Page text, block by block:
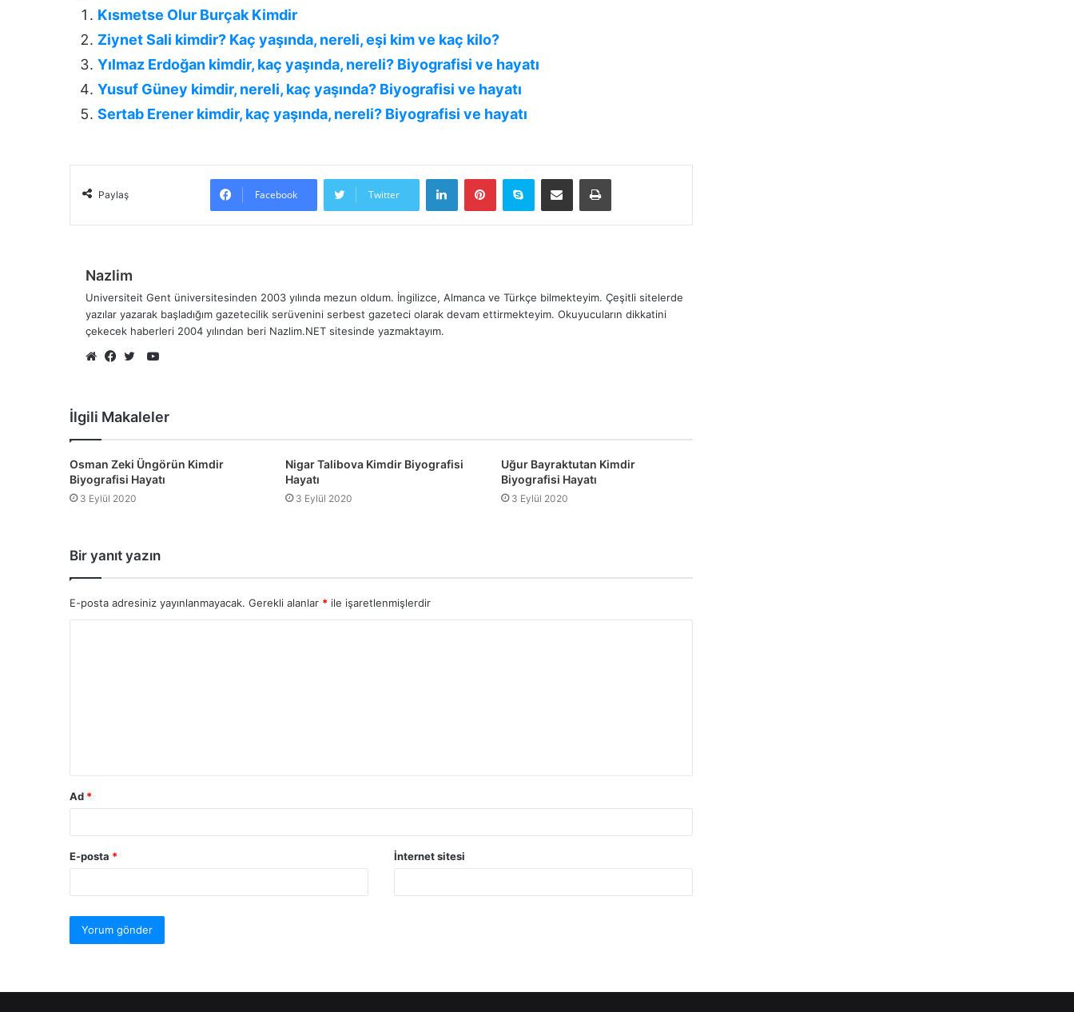
Kısmetse Olur Burçak Kimdir
Ziynet Sali kimdir? Kaç yaşında, nereli, eşi kim ve kaç kilo?
Yılmaz Erdoğan kimdir, kaç yaşında, nereli? Biyografisi ve hayatı
Yusuf Güney kimdir, nereli, kaç yaşında? Biyografisi ve hayatı
Sertab Erener kimdir, kaç yaşında, nereli? Biyografisi ve hayatı
Paylaş Facebook Twitter
LinkedInPinterestSkype E-Posta ile paylaş Yazdır
Nazlim
Universiteit Gent üniversitesinden 2003 yılında mezun oldum. İngilizce, Almanca ve Türkçe bilmekteyim. Çeşitli sitelerde
yazılar yazarak başladığım gazetecilik serüvenini serbest gazeteci olarak devam ettirmekteyim. Okuyucuların dikkatini
çekecek haberleri 2004 yılından beri Nazlim.NET sitesinde yazmaktayım.
YouTube
İlgili Makaleler
Osman Zeki Üngörün Kimdir
Biyografisi Hayatı
3 Eylül 2020
Nigar Talibova Kimdir Biyografisi
Hayatı
3 Eylül 2020
Uğur Bayraktutan Kimdir
Biyografisi Hayatı
3 Eylül 2020
Bir yanıt yazın
E-posta adresiniz yayınlanmayacak. Gerekli alanlar * ile işaretlenmişlerdir
Ad *
E-posta * İnternet sitesi